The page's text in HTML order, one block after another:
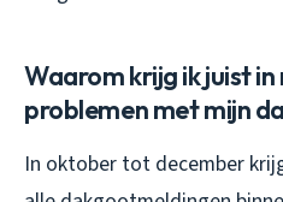
Waarom krijg ik juist
problemen met mijn
In oktober tot december